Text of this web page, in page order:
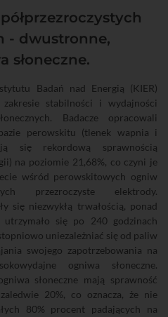
- dwustronne,
słoneczne.
Badań nad Energią (KIER)
stabilności i wydajności
Badacze opracowali
perowskitu (tlenek wapnia i
się rekordową sprawnością
na poziomie 21,68%, co czyni je
wśród perowskitowych ogniw
przezroczyste elektrody.
się niezwykłą trwałością, ponad
się po 240 godzinach
uniezależniać się od paliw
swojego zapotrzebowania na
ogniwa słoneczne.
słoneczne mają sprawność
20%, co oznacza, że ​​nie
80% procent padających na